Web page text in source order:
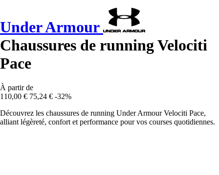
Under Armour
Chaussures de running Velociti
Pace
À partir de
110,00 € 75,24 € -32%
Découvrez les chaussures de running Under Armour Velociti Pace,
alliant légèreté, confort et performance pour vos courses quotidiennes.